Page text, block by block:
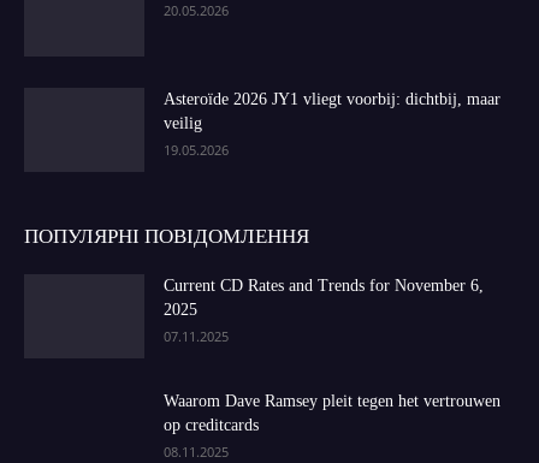
20.05.2026
Asteroïde 2026 JY1 vliegt voorbij: dichtbij, maar
veilig
19.05.2026
ПОПУЛЯРНІ ПОВІДОМЛЕННЯ
Current CD Rates and Trends for November 6,
2025
07.11.2025
Waarom Dave Ramsey pleit tegen het vertrouwen
op creditcards
08.11.2025